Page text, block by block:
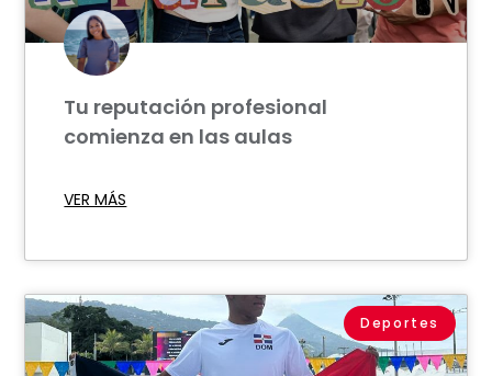
Tu reputación profesional
comienza en las aulas
VER MÁS
Deportes